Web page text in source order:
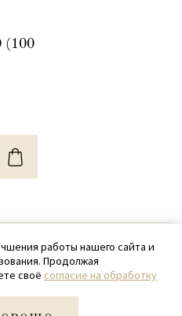
(100
SamPack
699-97-87
работы нашего сайта и
Продолжая
своё согласие на обработку